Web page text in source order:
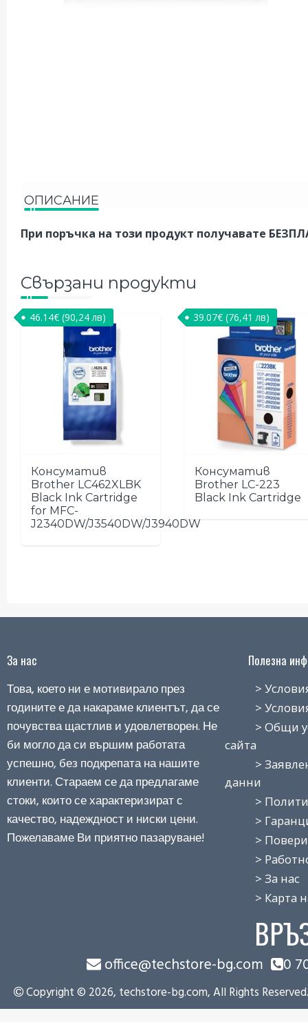
ОПИСАНИЕ
При поръчка на този продукт получавате
Свързани продукти
Консуматив
Brother LC462XLBK
Black Ink Cartridge
for MFC-
J2340DW/J3540DW/J3940DW
46.14€ (90,24 лв)
Консуматив
Brother LC-223
Black Ink Cartridge
39.07€ (76,41 лв)
За нас
Това, което ни е мотивирало през
годините е да накараме клиентът, да се
почувства щастлив и удовлетворен. Не
би могло да си вършим работата
успешно, без подкрепата на нашите
клиенти. Стараем се да предлагаме
стоки, които се характеризират с
качество, надеждност и ниски цени.
Пожелаваме Ви приятно пазаруване!
Полезна
> Условия
> Условия
> Общи
сайта
>
данни
>
>
>
> Работно
> За нас
> Карта на
office@techstore-bg.com 0
Copyright © 2026, techstore-bg.com, All Rights Reserved.